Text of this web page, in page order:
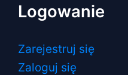
Logowanie
Zarejestruj się
Zaloguj się